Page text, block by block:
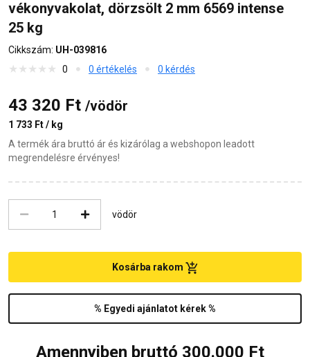
vékonyvakolat, dörzsölt 2 mm 6569 intense
25 kg
Cikkszám: UH-039816
0
0 értékelés 0 kérdés
43 320 Ft /vödör
1 733 Ft / kg
A termék ára bruttó ár és kizárólag a webshopon leadott
megrendelésre érvényes!
vödör
% Egyedi ajánlatot kérek %
Kosárba rakom
Amennyiben bruttó 300.000 Ft